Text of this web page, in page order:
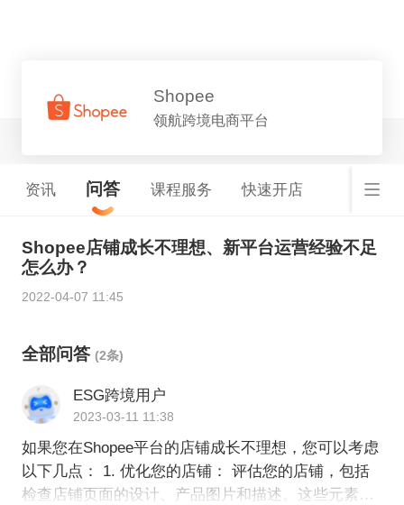
Shopee
领航跨境电商平台
资讯 问答 课程服务 快速开店
Shopee店铺成长不理想、新平台运营经验不足
怎么办？
2022-04-07 11:45
全部问答 (2条)
ESG跨境用户
2023-03-11 11:38
如果您在Shopee平台的店铺成长不理想，您可以考虑
以下几点： 1. 优化您的店铺： 评估您的店铺，包括
检查店铺页面的设计、产品图片和描述。这些元素对